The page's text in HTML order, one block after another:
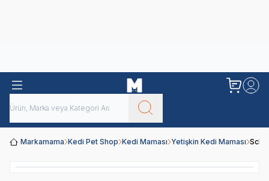
Markamama Kedi Pet Shop Kedi Maması Yetişkin Kedi Maması